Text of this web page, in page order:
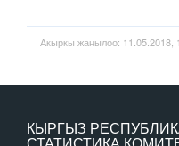
Акыркы жаңылоо: 11.05.2018,
КЫРГЫЗ